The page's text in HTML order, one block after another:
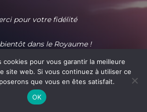
pour votre fidélité
dans le Royaume !
cookies pour vous garantir la meilleure
site web. Si vous continuez à utiliser ce
que vous en êtes satisfait.
OK